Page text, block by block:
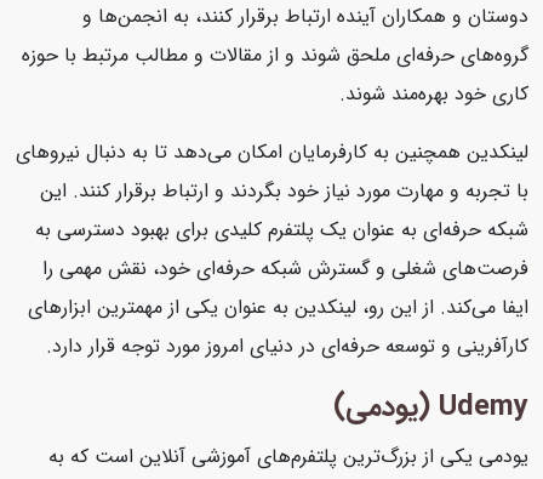
دوستان و همکاران آینده ارتباط برقرار کنند، به انجمن‌ها و
گروه‌های حرفه‌ای ملحق شوند و از مقالات و مطالب مرتبط با حوزه
کاری خود بهره‌مند شوند.
لینکدین همچنین به کارفرمایان امکان می‌دهد تا به دنبال نیروهای
با تجربه و مهارت مورد نیاز خود بگردند و ارتباط برقرار کنند. این
شبکه حرفه‌ای به عنوان یک پلتفرم کلیدی برای بهبود دسترسی به
فرصت‌های شغلی و گسترش شبکه حرفه‌ای خود، نقش مهمی را
ایفا می‌کند. از این رو، لینکدین به عنوان یکی از مهمترین ابزارهای
کارآفرینی و توسعه حرفه‌ای در دنیای امروز مورد توجه قرار دارد.
Udemy (یودمی)
یودمی یکی از بزرگ‌ترین پلتفرم‌های آموزشی آنلاین است که به